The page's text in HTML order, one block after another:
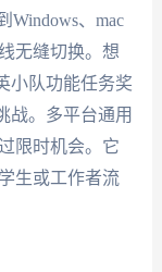
Windows、mac
无缝切换。想
小队功能任务奖
战。多平台通用
限时机会。它
生或工作者流